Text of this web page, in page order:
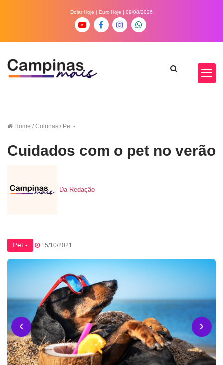
Dólar Hoje | Euro Hoje | 09/08/2026
Home / Colunas / Pet -
Cuidados com o pet no verão
Da Redação
Pet - 15/10/2021
‹ ›